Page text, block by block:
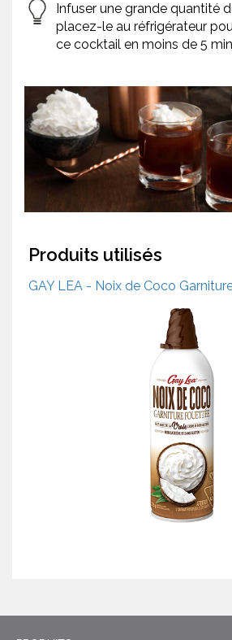
Infuser une grande quantité
placez-le au réfrigérateur
ce cocktail en moins de 5
Produits utilisés
GAY LEA - Noix de Coco